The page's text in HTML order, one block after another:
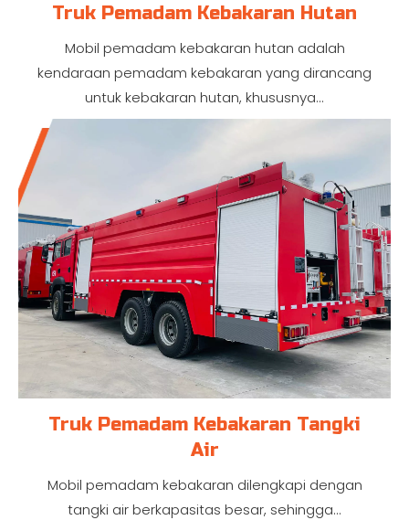
Truk Pemadam Kebakaran Hutan
Mobil pemadam kebakaran hutan adalah
kendaraan pemadam kebakaran yang dirancang
untuk kebakaran hutan, khususnya...
Truk Pemadam Kebakaran Tangki
Air
Mobil pemadam kebakaran dilengkapi dengan
tangki air berkapasitas besar, sehingga...